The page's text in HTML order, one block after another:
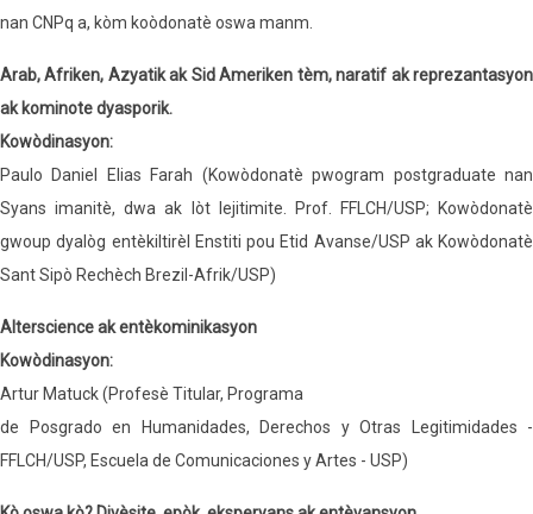
nan CNPq a, kòm koòdonatè oswa manm.
Arab, Afriken, Azyatik ak Sid Ameriken tèm, naratif ak reprezantasyon
ak kominote dyasporik.
Kowòdinasyon:
Paulo Daniel Elias Farah (Kowòdonatè pwogram postgraduate nan
Syans imanitè, dwa ak lòt lejitimite. Prof. FFLCH/USP; Kowòdonatè
gwoup dyalòg entèkiltirèl Enstiti pou Etid Avanse/USP ak Kowòdonatè
Sant Sipò Rechèch Brezil-Afrik/USP)
Alterscience ak entèkominikasyon
Kowòdinasyon:
Artur Matuck (Profesè Titular, Programa
de Posgrado en Humanidades, Derechos y Otras Legitimidades -
FFLCH/USP, Escuela de Comunicaciones y Artes - USP)